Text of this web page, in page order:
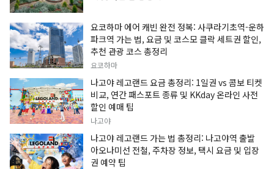
요코하마 에어 캐빈 완전 정복: 사쿠라기초역-운하
파크역 가는 법, 요금 및 코스모 클락 세트권 할인,
추천 관광 코스 총정리
요코하마
나고야 레고랜드 요금 총정리: 1일권 vs 콤보 티켓
비교, 연간 패스포트 종류 및 KKday 온라인 사전
할인 예매 팁
나고야
나고야 레고랜드 가는 법 총정리: 나고야역 출발
아오나미선 전철, 주차장 정보, 택시 요금 및 입장
권 예약 팁